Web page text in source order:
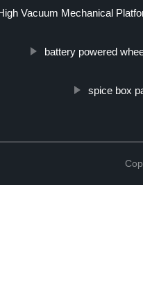
Vacuum Mechanical
battery powered
spice box